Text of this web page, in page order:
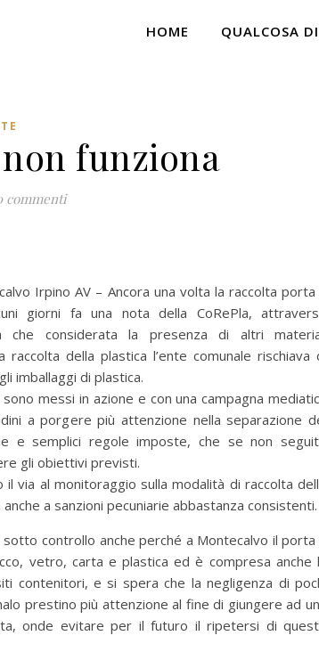
HOME QUALCOSA
funziona
commenti
Irpino AV – Ancora una volta la raccolta porta
giorni fa una nota della CoRePla,
che considerata la presenza di altri
raccolta della plastica l’ente comunale rischiava
imballaggi di plastica.
messi in azione e con una campagna
a porgere più attenzione nella separazione
e semplici regole imposte, che se non
gli obiettivi previsti.
via al monitoraggio sulla modalità di raccolta
a sanzioni pecuniarie abbastanza consistenti.
controllo anche perché a Montecalvo il porta
vetro, carta e plastica ed è compresa anche
contenitori, e si spera che la negligenza di
prestino più attenzione al fine di giungere ad
onde evitare per il futuro il ripetersi di